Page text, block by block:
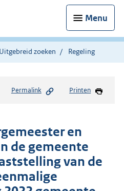
Menu
Uitgebreid zoeken Regeling
Permalink Printen
en
de gemeente
van de